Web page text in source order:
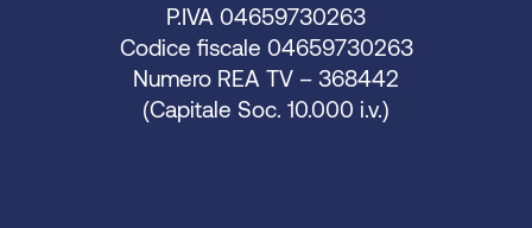
P.IVA 04659730263
Codice fiscale 04659730263
Numero REA TV – 368442
(Capitale Soc. 10.000 i.v.)